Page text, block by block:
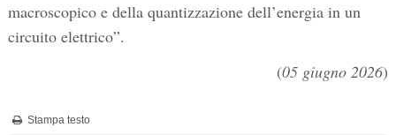
macroscopico e della quantizzazione dell’energia in un
circuito elettrico”.
(05 giugno 2026)
Stampa testo